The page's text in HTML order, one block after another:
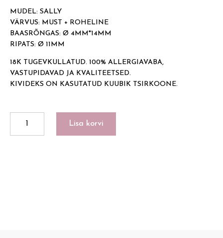
MUDEL: SALLY
VÄRVUS: MUST + ROHELINE
BAASRÕNGAS: Ø 4MM*14MM
RIPATS: Ø 11MM
18K TUGEVKULLATUD. 100% ALLERGIAVABA,
VASTUPIDAVAD JA KVALITEETSED.
KIVIDEKS ON KASUTATUD KUUBIK TSIRKOONE.
Lisa korvi